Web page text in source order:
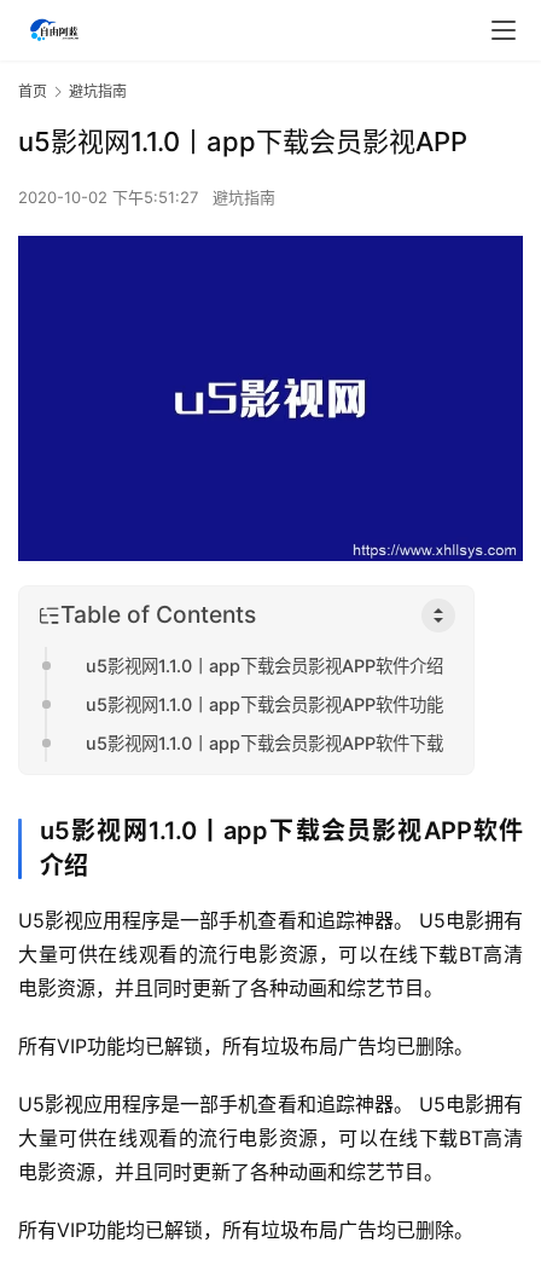
首页 避坑指南
u5影视网1.1.0丨app下载会员影视APP
2020-10-02 下午5:51:27 避坑指南
Table of Contents
u5影视网1.1.0丨app下载会员影视APP软件介绍
u5影视网1.1.0丨app下载会员影视APP软件功能
u5影视网1.1.0丨app下载会员影视APP软件下载
u5影视网1.1.0丨app下载会员影视APP软件
介绍
U5影视应用程序是一部手机查看和追踪神器。 U5电影拥有
大量可供在线观看的流行电影资源，可以在线下载BT高清
电影资源，并且同时更新了各种动画和综艺节目。
所有VIP功能均已解锁，所有垃圾布局广告均已删除。
U5影视应用程序是一部手机查看和追踪神器。 U5电影拥有
大量可供在线观看的流行电影资源，可以在线下载BT高清
电影资源，并且同时更新了各种动画和综艺节目。
所有VIP功能均已解锁，所有垃圾布局广告均已删除。